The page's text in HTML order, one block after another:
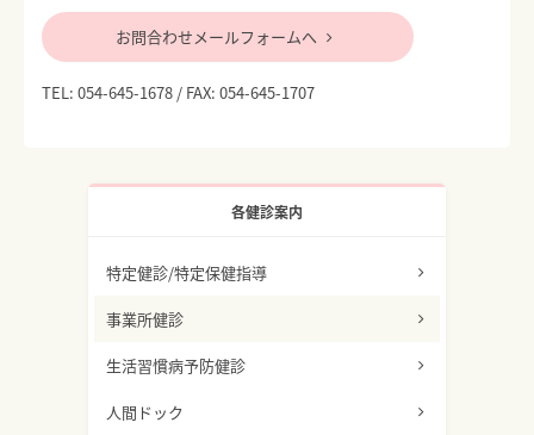
お問合わせメールフォームへ
TEL: 054-645-1678 / FAX: 054-645-1707
各健診案内
特定健診/特定保健指導
事業所健診
生活習慣病予防健診
人間ドック